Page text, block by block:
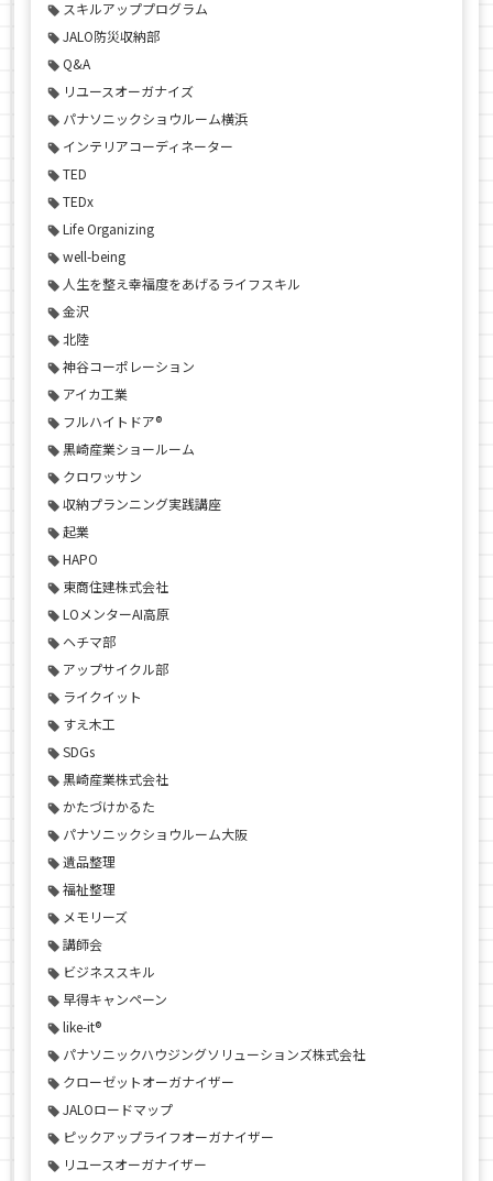
スキルアッププログラム
JALO防災収納部
Q&A
リユースオーガナイズ
パナソニックショウルーム横浜
インテリアコーディネーター
TED
TEDx
Life Organizing
well-being
人生を整え幸福度をあげるライフスキル
金沢
北陸
神谷コーポレーション
アイカ工業
フルハイトドア®
黒崎産業ショールーム
クロワッサン
収納プランニング実践講座
起業
HAPO
東商住建株式会社
LOメンターAI高原
ヘチマ部
アップサイクル部
ライクイット
すえ木工
SDGs
黒崎産業株式会社
かたづけかるた
パナソニックショウルーム大阪
遺品整理
福祉整理
メモリーズ
講師会
ビジネススキル
早得キャンペーン
like-it®
パナソニックハウジングソリューションズ株式会社
クローゼットオーガナイザー
JALOロードマップ
ピックアップライフオーガナイザー
リユースオーガナイザー